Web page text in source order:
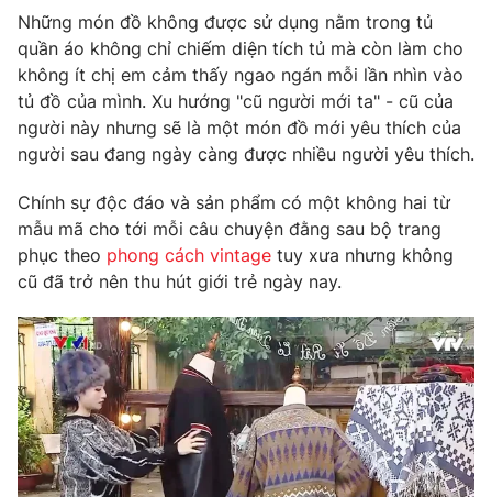
Thị trường
Góc doanh nghiệp
Truyền hình
Phim VTV
Hậu trường
Khán giả
Giải sao mai
Giải trí
Điện ảnh
Âm nhạc
Sao
Du lịch
Làm đẹp
Chất lượng cuộc sống
Giáo dục
Tuyển sinh
Học trực tuyến
Hitech Công nghệ tương lai
Sản phẩm
Thị trường
Tư vấn
Giao lưu trực tuyến
Lịch phát sóng
Những món đồ không được sử dụng nằm trong tủ
quần áo không chỉ chiếm diện tích tủ mà còn làm cho
không ít chị em cảm thấy ngao ngán mỗi lần nhìn vào
tủ đồ của mình. Xu hướng "cũ người mới ta" - cũ của
người này nhưng sẽ là một món đồ mới yêu thích của
người sau đang ngày càng được nhiều người yêu thích.
Chính sự độc đáo và sản phẩm có một không hai từ
mẫu mã cho tới mỗi câu chuyện đằng sau bộ trang
phục theo phong cách vintage tuy xưa nhưng không
cũ đã trở nên thu hút giới trẻ ngày nay.